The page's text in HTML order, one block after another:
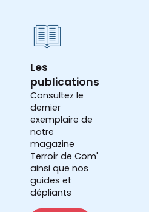
Les
publications
Consultez le
dernier
exemplaire de
notre
magazine
Terroir de Com'
ainsi que nos
guides et
dépliants